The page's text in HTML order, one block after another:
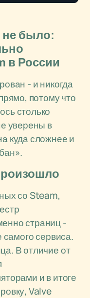
не было:
в России
- и никогда
потому что
столько
уверены в
куда сложнее и
со Steam,
страниц -
самого сервиса.
В отличие от
и в итоге
Valve